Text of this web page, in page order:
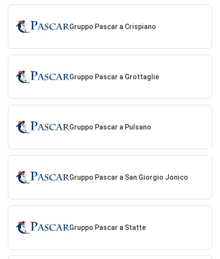
Gruppo Pascar a Crispiano
Gruppo Pascar a Grottaglie
Gruppo Pascar a Pulsano
Gruppo Pascar a San Giorgio Jonico
Gruppo Pascar a Statte